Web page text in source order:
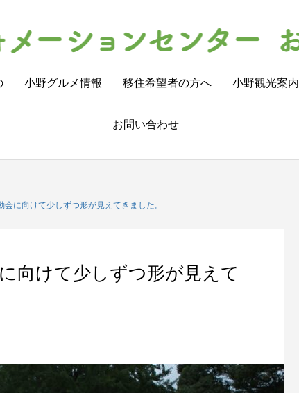
小野グルメ情報 移住希望者の方へ 小野観光案内
お問い合わせ
会に向けて少しずつ形が見えてきました。
向けて少しずつ形が見えて